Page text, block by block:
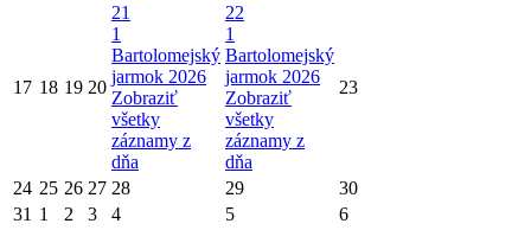
17 18 19 20
21
1
Bartolomejský
jarmok 2026
Zobraziť
všetky
záznamy z
dňa
22
1
Bartolomejský
jarmok 2026
Zobraziť
všetky
záznamy z
dňa
23
24 25 26 27 28 29
30
31 1 2 3 4 5 6